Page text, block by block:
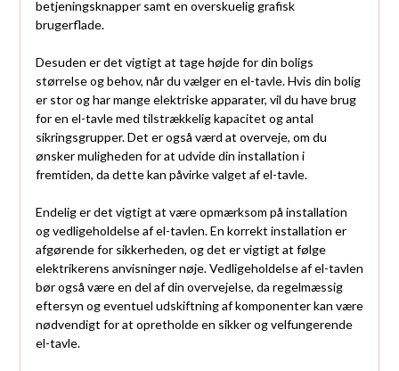
betjeningsknapper samt en overskuelig grafisk
brugerflade.
Desuden er det vigtigt at tage højde for din boligs
størrelse og behov, når du vælger en el-tavle. Hvis din bolig
er stor og har mange elektriske apparater, vil du have brug
for en el-tavle med tilstrækkelig kapacitet og antal
sikringsgrupper. Det er også værd at overveje, om du
ønsker muligheden for at udvide din installation i
fremtiden, da dette kan påvirke valget af el-tavle.
Endelig er det vigtigt at være opmærksom på installation
og vedligeholdelse af el-tavlen. En korrekt installation er
afgørende for sikkerheden, og det er vigtigt at følge
elektrikerens anvisninger nøje. Vedligeholdelse af el-tavlen
bør også være en del af din overvejelse, da regelmæssig
eftersyn og eventuel udskiftning af komponenter kan være
nødvendigt for at opretholde en sikker og velfungerende
el-tavle.